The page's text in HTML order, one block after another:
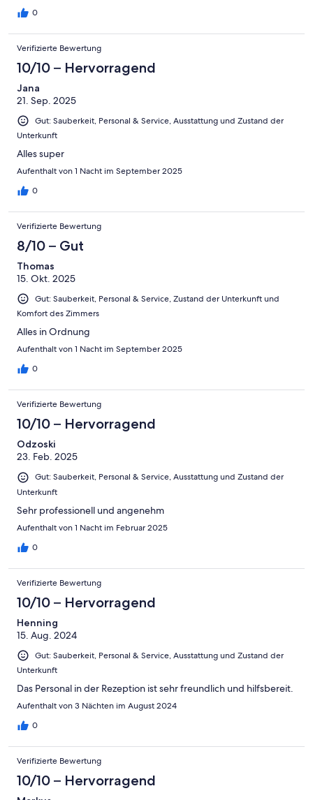
0
Verifizierte Bewertung
10/10 – Hervorragend
Jana
21. Sep. 2025
Gut: Sauberkeit, Personal & Service, Ausstattung und Zustand der
Unterkunft
Alles super
Aufenthalt von 1 Nacht im September 2025
0
Verifizierte Bewertung
8/10 – Gut
Thomas
15. Okt. 2025
Gut: Sauberkeit, Personal & Service, Zustand der Unterkunft und
Komfort des Zimmers
Alles in Ordnung
Aufenthalt von 1 Nacht im September 2025
0
Verifizierte Bewertung
10/10 – Hervorragend
Odzoski
23. Feb. 2025
Gut: Sauberkeit, Personal & Service, Ausstattung und Zustand der
Unterkunft
Sehr professionell und angenehm
Aufenthalt von 1 Nacht im Februar 2025
0
Verifizierte Bewertung
10/10 – Hervorragend
Henning
15. Aug. 2024
Gut: Sauberkeit, Personal & Service, Ausstattung und Zustand der
Unterkunft
Das Personal in der Rezeption ist sehr freundlich und hilfsbereit.
Aufenthalt von 3 Nächten im August 2024
0
Verifizierte Bewertung
10/10 – Hervorragend